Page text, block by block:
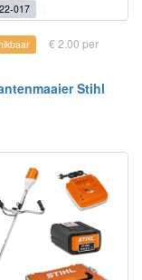
017
€ 2.00 per
Stihl